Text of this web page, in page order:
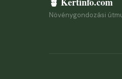
Növénygondozási